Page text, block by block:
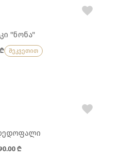
"ნონა"
₾ შეკვეთით
₾